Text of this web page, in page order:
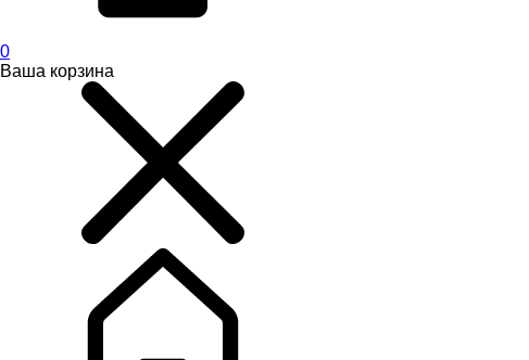
0
Ваша корзина